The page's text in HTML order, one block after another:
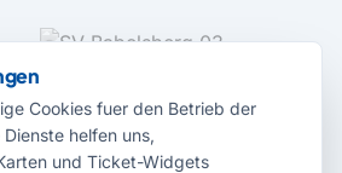
Cookies fuer den Betrieb der
helfen uns,
und Ticket-Widgets